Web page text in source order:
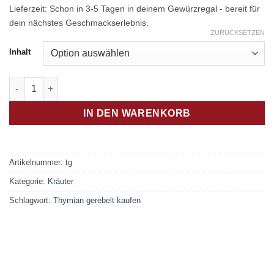
Lieferzeit: Schon in 3-5 Tagen in deinem Gewürzregal - bereit für
dein nächstes Geschmackserlebnis.
Inhalt
ZURÜCKSETZEN
Thymian gerebelt Menge
IN DEN WARENKORB
Artikelnummer: tg
Kategorie: Kräuter
Schlagwort: Thymian gerebelt kaufen